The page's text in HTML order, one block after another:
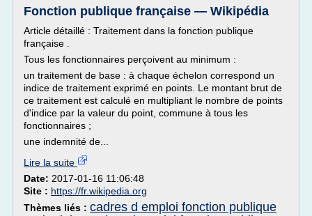
Fonction publique française — Wikipédia
Article détaillé : Traitement dans la fonction publique
française .
Tous les fonctionnaires perçoivent au minimum :
un traitement de base : à chaque échelon correspond un
indice de traitement exprimé en points. Le montant brut de
ce traitement est calculé en multipliant le nombre de points
d'indice par la valeur du point, commune à tous les
fonctionnaires ;
une indemnité de...
Lire la suite
Date: 2017-01-16 11:06:48
Site : https://fr.wikipedia.org
Thèmes liés : cadres d emploi fonction publique